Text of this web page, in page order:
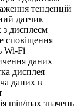
тенденцій
датчик
з дисплеєм
сповіщення
Wi-Fi
даних
дисплея
даних в
min/max значень